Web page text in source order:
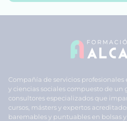
Compañía de servicios
y ciencias sociales compuesto de un
consultores especializados que
cursos, másters y expertos
baremables y puntuables en bolsas